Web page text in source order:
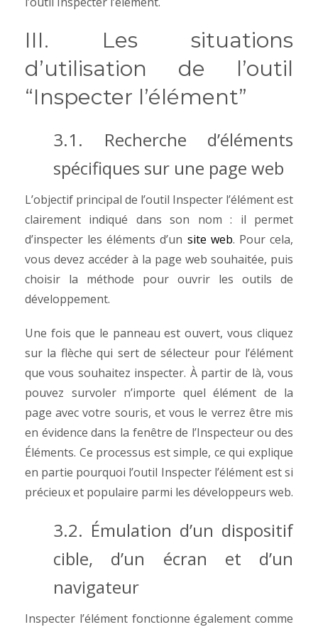
III. Les situations
d’utilisation de l’outil
“Inspecter l’élément”
3.1. Recherche d’éléments
spécifiques sur une page web
L’objectif principal de l’outil Inspecter l’élément est
clairement indiqué dans son nom : il permet
d’inspecter les éléments d’un site web. Pour cela,
vous devez accéder à la page web souhaitée, puis
choisir la méthode pour ouvrir les outils de
développement.
Une fois que le panneau est ouvert, vous cliquez
sur la flèche qui sert de sélecteur pour l’élément
que vous souhaitez inspecter. À partir de là, vous
pouvez survoler n’importe quel élément de la
page avec votre souris, et vous le verrez être mis
en évidence dans la fenêtre de l’Inspecteur ou des
Éléments. Ce processus est simple, ce qui explique
en partie pourquoi l’outil Inspecter l’élément est si
précieux et populaire parmi les développeurs web.
3.2. Émulation d’un dispositif
cible, d’un écran et d’un
navigateur
Inspecter l’élément fonctionne également comme